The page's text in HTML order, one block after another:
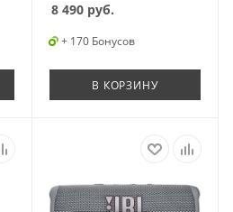
8 490руб.
+ 170 Бонусов
В КОРЗИНУ